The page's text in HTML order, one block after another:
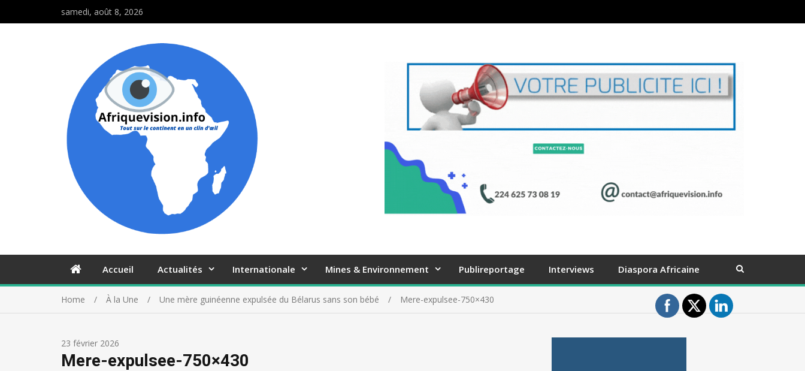
samedi, août 8, 2026
Accueil Actualités Internationale Mines & Environnement Publireportage Interviews Diaspora Africaine
Home À la Une Une mère guinéenne expulsée du Bélarus sans son bébé Mere-expulsee-750×430
23 février 2026
Mere-expulsee-750×430